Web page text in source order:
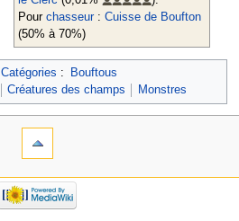
Pour chasseur: Cuisse de Boufton
(50% à 70%)
Catégories :
Bouftous
Créatures des champs
Monstres